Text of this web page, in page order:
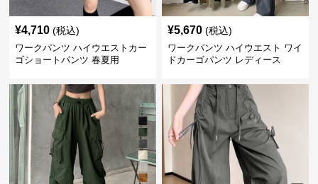
¥4,710 (税込)
ワークパンツ ハイウエストカー
ゴショートパンツ 春夏用
¥5,670 (税込)
ワークパンツ ハイウエスト ワイ
ドカーゴパンツ レディース